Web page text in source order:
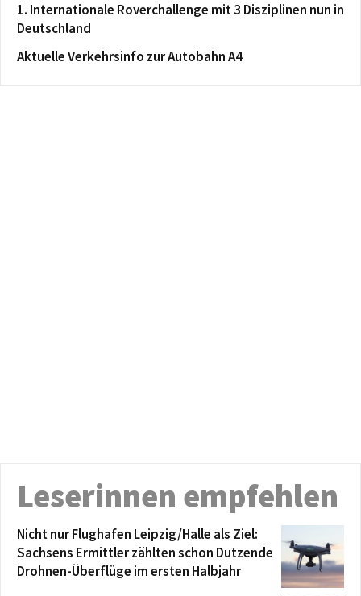
1. Internationale Roverchallenge mit 3 Disziplinen nun in
Deutschland
Aktuelle Verkehrsinfo zur Autobahn A4
Leserinnen empfehlen
Nicht nur Flughafen Leipzig/Halle als Ziel:
Sachsens Ermittler zählten schon Dutzende
Drohnen-Überflüge im ersten Halbjahr